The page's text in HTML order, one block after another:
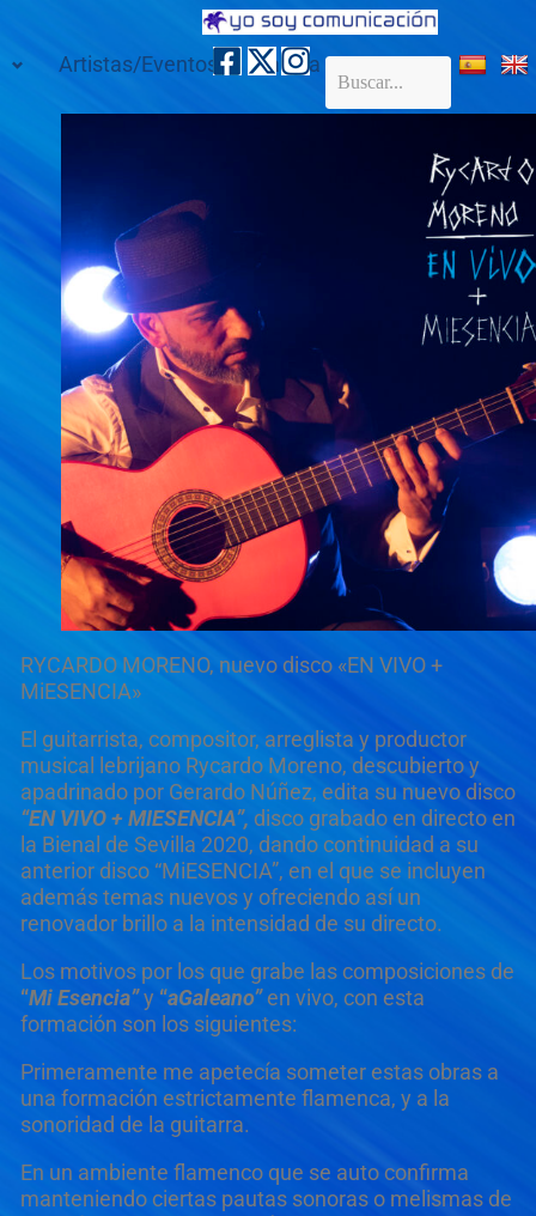
Artistas/Eventos Galería Contacto
RYCARDO MORENO, nuevo disco «EN VIVO +
MiESENCIA»
El guitarrista, compositor, arreglista y productor
musical lebrijano Rycardo Moreno, descubierto y
apadrinado por Gerardo Núñez, edita su nuevo disco
“EN VIVO + MIESENCIA”, disco grabado en directo en
la Bienal de Sevilla 2020, dando continuidad a su
anterior disco “MiESENCIA”, en el que se incluyen
además temas nuevos y ofreciendo así un
renovador brillo a la intensidad de su directo.
Los motivos por los que grabe las composiciones de
“Mi Esencia”y “aGaleano”en vivo, con esta
formación son los siguientes:
Primeramente me apetecía someter estas obras a
una formación estrictamente flamenca, y a la
sonoridad de la guitarra.
En un ambiente flamenco que se auto confirma
manteniendo ciertas pautas sonoras o melismas de